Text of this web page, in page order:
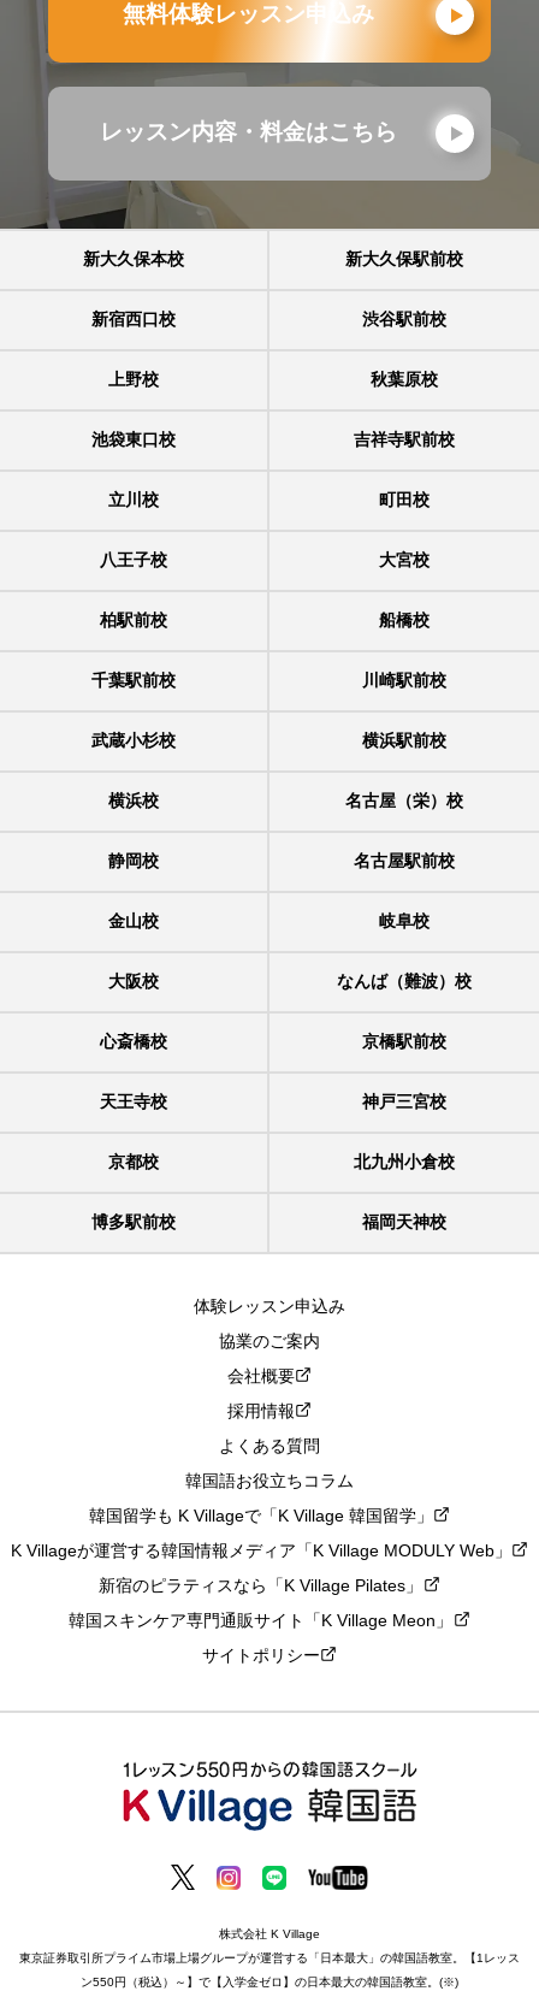
無料体験レッスン申込み
レッスン内容・料金はこちら
新大久保本校 新大久保駅前校
新宿西口校 渋谷駅前校
上野校 秋葉原校
池袋東口校 吉祥寺駅前校
立川校 町田校
八王子校 大宮校
柏駅前校 船橋校
千葉駅前校 川崎駅前校
武蔵小杉校 横浜駅前校
横浜校 名古屋（栄）校
静岡校 名古屋駅前校
金山校 岐阜校
大阪校 なんば（難波）校
心斎橋校 京橋駅前校
天王寺校 神戸三宮校
京都校 北九州小倉校
博多駅前校 福岡天神校
体験レッスン申込み
協業のご案内
会社概要
採用情報
よくある質問
韓国語お役立ちコラム
韓国留学も K Villageで「K Village 韓国留学」
K Villageが運営する韓国情報メディア「K Village MODULY Web」
新宿のピラティスなら「K Village Pilates」
韓国スキンケア専門通販サイト「K Village Meon」
サイトポリシー
株式会社 K Village
東京証券取引所プライム市場上場グループが運営する「日本最大」の韓国語教室。【1レッス
ン550円（税込）～】で【入学金ゼロ】の日本最大の韓国語教室。(※)